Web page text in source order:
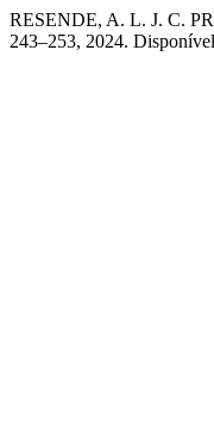
RESENDE, A. L. J. C.
243–253, 2024.